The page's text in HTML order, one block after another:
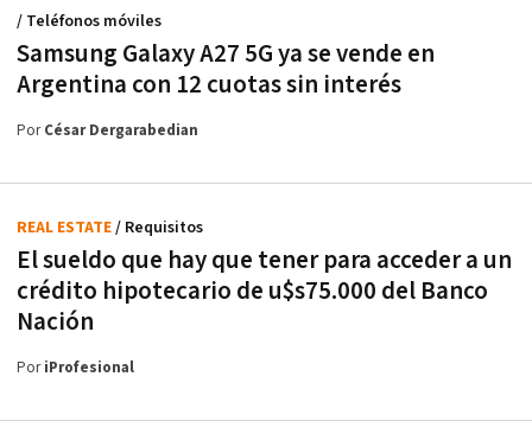
Samsung Galaxy A27 5G ya se vende en
Argentina con 12 cuotas sin interés
/ Teléfonos móviles
PorCésar Dergarabedian
El sueldo que hay que tener para acceder a un
crédito hipotecario de u$s75.000 del Banco
Nación
REAL ESTATE/ Requisitos
PoriProfesional